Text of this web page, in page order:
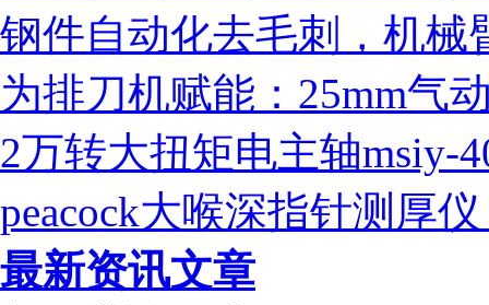
钢件自动化去毛刺，机械
为排刀机赋能：25mm气
2万转大扭矩电主轴msiy-
peacock大喉深指针测厚
最新资讯文章